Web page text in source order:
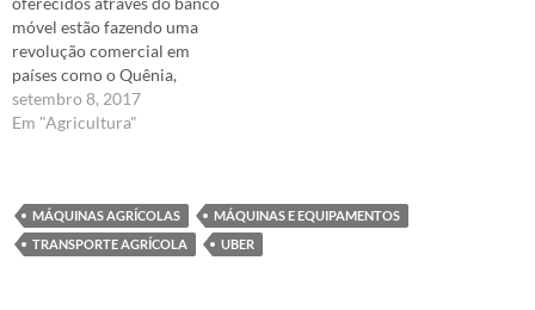
móvel estão fazendo uma
revolução comercial em
países como o Quênia,
especialmente nas áreas
rurais, onde a maioria dos
pequenos animais fazem
parte de um grupo de
setembro 8, 2017
Em "Agricultura"
MÁQUINAS AGRÍCOLAS
MÁQUINAS E EQUIPAMENTOS
TRANSPORTE AGRÍCOLA
UBER